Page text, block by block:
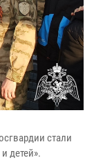
стали
детей».